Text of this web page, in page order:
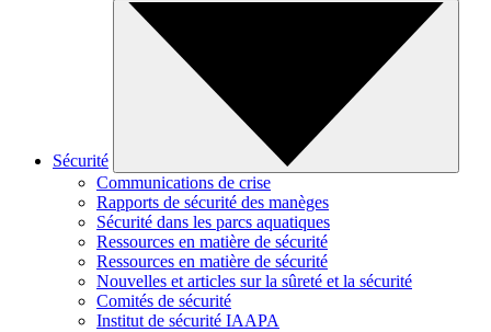
Sécurité
Communications de crise
Rapports de sécurité des manèges
Sécurité dans les parcs aquatiques
Ressources en matière de sécurité
Ressources en matière de sécurité
Nouvelles et articles sur la sûreté et la sécurité
Comités de sécurité
Institut de sécurité IAAPA